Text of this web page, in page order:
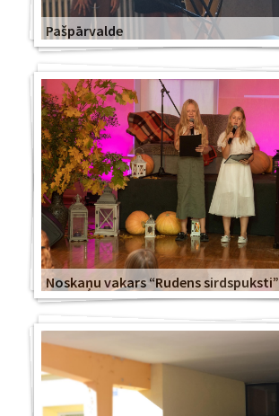
Pašpārvalde
Noskaņu vakars “Rudens sirdspuksti”